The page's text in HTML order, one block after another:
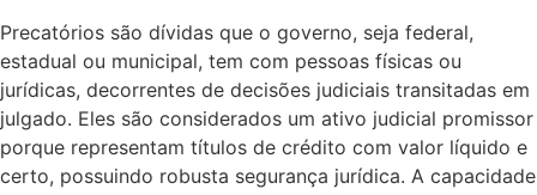
Precatórios são dívidas que o governo, seja federal,
estadual ou municipal, tem com pessoas físicas ou
jurídicas, decorrentes de decisões judiciais transitadas em
julgado. Eles são considerados um ativo judicial promissor
porque representam títulos de crédito com valor líquido e
certo, possuindo robusta segurança jurídica. A capacidade